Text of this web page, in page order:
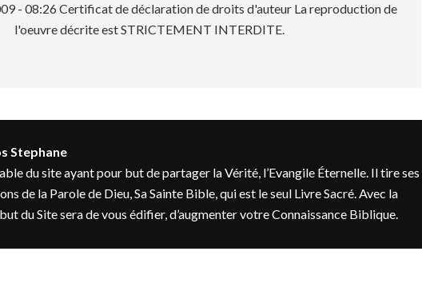
- 08:26 Certificat de déclaration de droits d'auteur La reproduction de
l'oeuvre décrite est STRICTEMENT INTERDITE.
Stephane
du site ayant pour but de partager la Vérité, l’Evangile Éternelle. Il tire ses
de la Parole de Dieu, Sa Sainte Bible, qui est le seul Livre Sacré. Avec la
du Site sera de vous édifier, d’augmenter votre Connaissance Biblique.